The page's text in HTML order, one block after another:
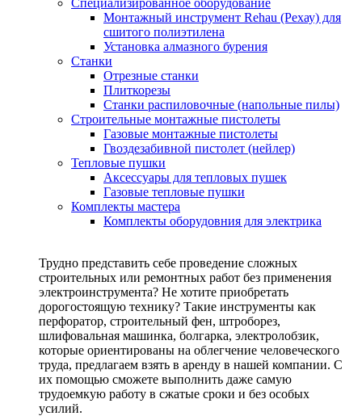
Специализированное оборудование
Монтажный инструмент Rehau (Рехау) для
сшитого полиэтилена
Установка алмазного бурения
Станки
Отрезные станки
Плиткорезы
Станки распиловочные (напольные пилы)
Строительные монтажные пистолеты
Газовые монтажные пистолеты
Гвоздезабивной пистолет (нейлер)
Тепловые пушки
Аксессуары для тепловых пушек
Газовые тепловые пушки
Комплекты мастера
Комплекты оборудовния для электрика
Трудно представить себе проведение сложных
строительных или ремонтных работ без применения
электроинструмента? Не хотите приобретать
дорогостоящую технику? Такие инструменты как
перфоратор, строительный фен, штроборез,
шлифовальная машинка, болгарка, электролобзик,
которые ориентированы на облегчение человеческого
труда, предлагаем взять в аренду в нашей компании. С
их помощью сможете выполнить даже самую
трудоемкую работу в сжатые сроки и без особых
усилий.